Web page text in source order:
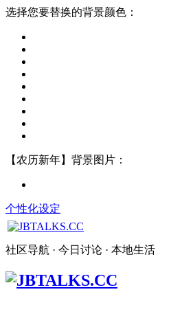
选择您要替换的背景颜色：
【农历新年】背景图片：
个性化设定
社区导航 · 今日讨论 · 本地生活